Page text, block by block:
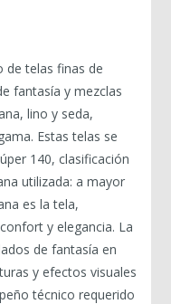
de telas finas de
fantasía y mezclas
lino y seda,
Estas telas se
140, clasificación
utilizada: a mayor
es la tela,
y elegancia. La
de fantasía en
y efectos visuales
técnico requerido